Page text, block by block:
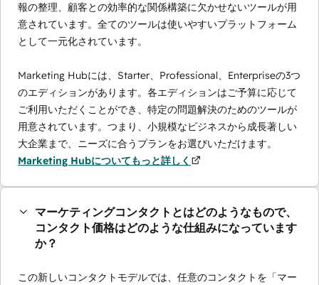
報の整理、顧客との効率的な関係構築に欠かせないツールが用
意されています。全てのツールは使いやすいプラットフォーム
として一元化されています。
Marketing Hubには、Starter、Professional、Enterpriseの3つ
のエディションがあります。各エディションはご予算に応じて
ご利用いただくことができ、特定の問題解決のためのツールが
用意されています。つまり、小規模なビジネスから成長著しい
大企業まで、ニーズに合うプランをお選びいただけます。
Marketing Hubについてもっと詳しく
マーケティングコンタクトとはどのようなもので、
コンタクト価格はどのような仕組みになっています
か？
この新しいコンタクトモデルでは、任意のコンタクトを「マー